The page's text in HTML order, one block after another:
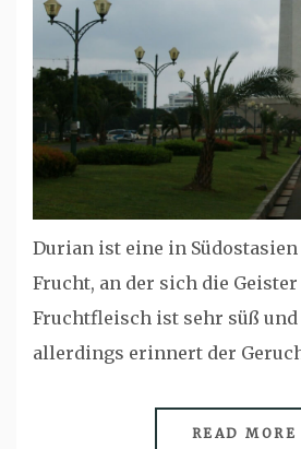
Durian ist eine in
Frucht, an der sich die Geister
Fruchtfleisch ist sehr süß
allerdings erinnert der
READ MORE